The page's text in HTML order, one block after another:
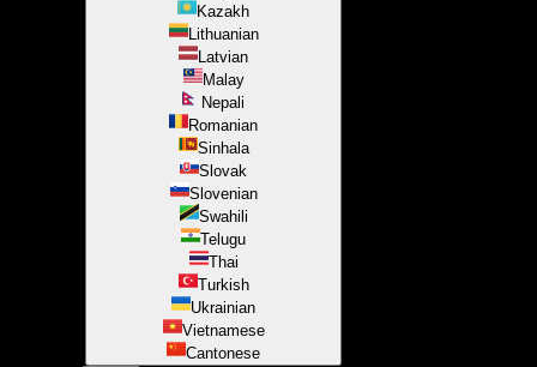
Kazakh
Lithuanian
Latvian
Malay
Nepali
Romanian
Sinhala
Slovak
Slovenian
Swahili
Telugu
Thai
Turkish
Ukrainian
Vietnamese
Cantonese